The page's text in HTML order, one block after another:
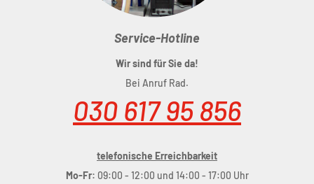
Service-Hotline
Wir sind für Sie da!
Bei Anruf Rad.
030 617 95 856
telefonische Erreichbarkeit
Mo-Fr: 09:00 - 12:00 und 14:00 - 17:00 Uhr